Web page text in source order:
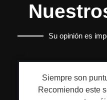
Su opinión es
Siempre son
Recomiendo este